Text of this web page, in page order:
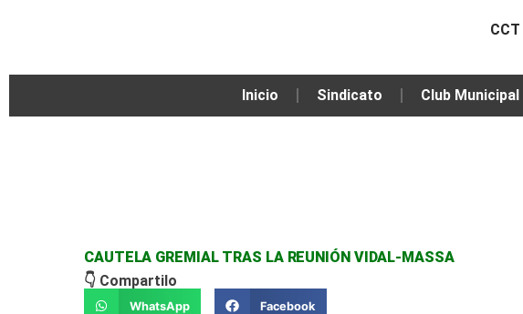
CCT
Inicio Sindicato Club Municipal
CAUTELA GREMIAL TRAS LA REUNIÓN VIDAL-MASSA
👇 Compartilo
WhatsApp Facebook